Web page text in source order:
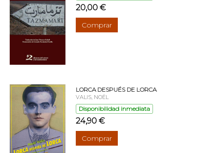
20,00 €
Comprar
LORCA DESPUÉS DE LORCA
VALIS, NOËL
Disponibilidad inmediata
24,90 €
Comprar